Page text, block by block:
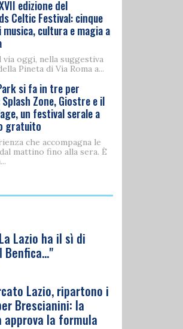
edizione del
Celtic Festival: cinque
cultura e magia a
via oggi, nella suggestiva
Pineta di Via Roma a...
si fa in tre per
Splash Zone, Giostre e il
un festival serale a
gratuito
che accompagna le
mattino fino alla sera. È
Lazio ha il sì di
Benfica…"
Lazio, ripartono i
Brescianini: la
approva la formula